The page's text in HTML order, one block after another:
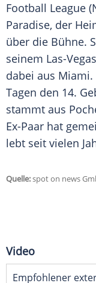
Football League (
Paradise, der
über die Bühne.
seinem Las-
dabei aus Miami
Tagen den 14.
stammt aus
Ex-Paar hat
lebt seit vielen
Quelle:spot on news
Video
Empfohlener